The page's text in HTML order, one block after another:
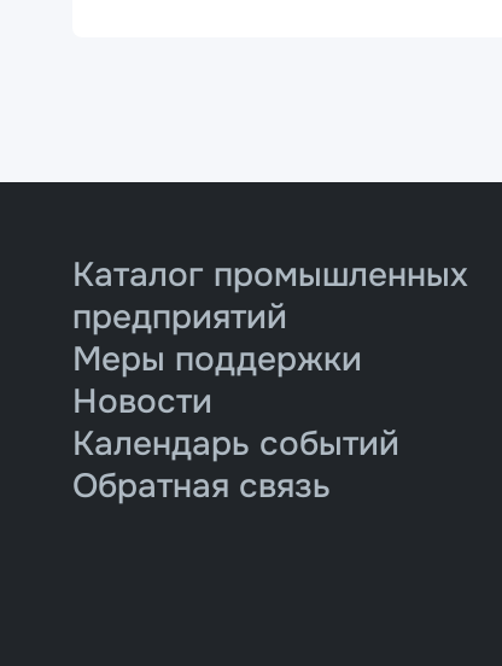
Каталог промышленных
предприятий
Меры поддержки
Новости
Календарь событий
Обратная связь